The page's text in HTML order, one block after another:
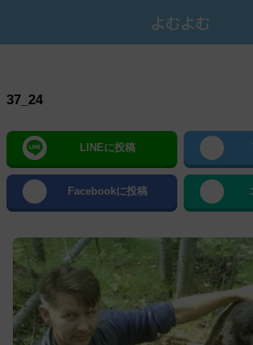
37_24
LINEに投稿
Facebookに投稿